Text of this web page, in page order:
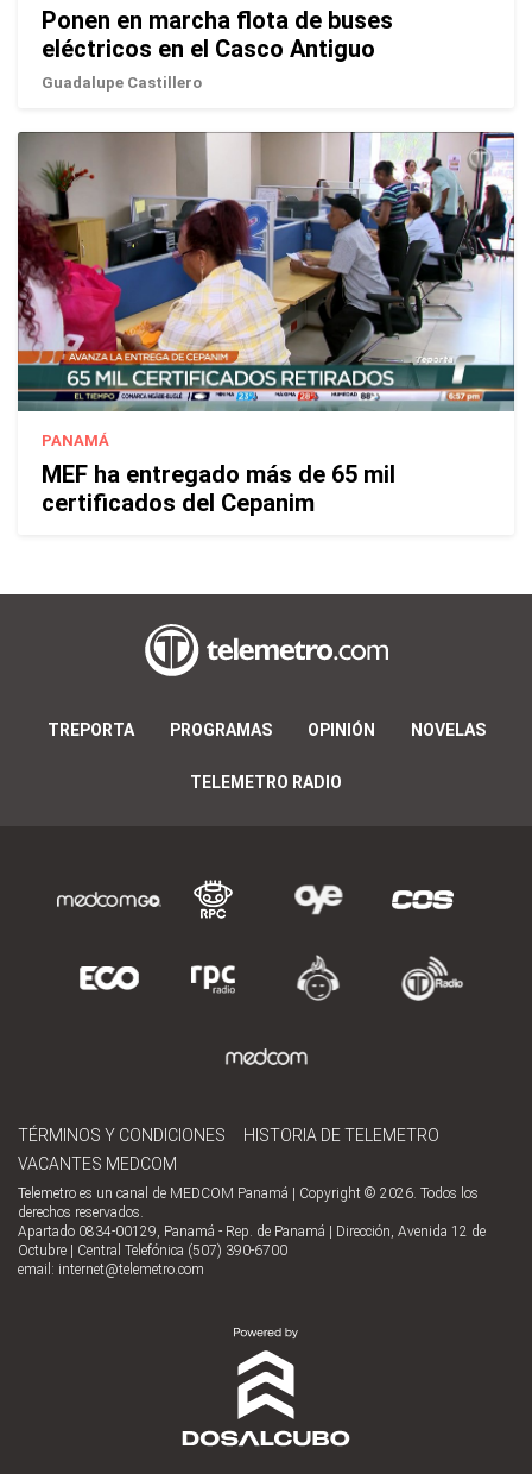
Ponen en marcha flota de buses
eléctricos en el Casco Antiguo
Guadalupe Castillero
PANAMÁ
MEF ha entregado más de 65 mil
certificados del Cepanim
TREPORTA PROGRAMAS OPINIÓN NOVELAS
TELEMETRO RADIO
TÉRMINOS Y CONDICIONES
HISTORIA DE TELEMETRO
VACANTES MEDCOM
Telemetro es un canal de MEDCOM Panamá | Copyright © 2026. Todos los
derechos reservados.
Apartado 0834-00129, Panamá - Rep. de Panamá | Dirección, Avenida 12 de
Octubre | Central Telefónica (507) 390-6700
email: internet@telemetro.com